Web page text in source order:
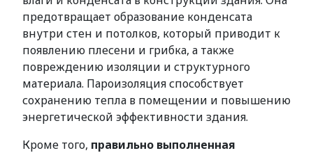
предотвращает образование конденсата
внутри стен и потолков, который приводит к
появлению плесени и грибка, а также
повреждению изоляции и структурного
материала. Пароизоляция способствует
сохранению тепла в помещении и повышению
энергетической эффективности здания.
Кроме того, правильно выполненная